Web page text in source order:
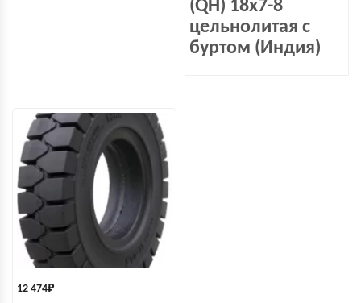
(QH) 18x7-8
цельнолитая с
буртом (Индия)
12 474₽